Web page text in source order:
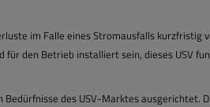
im Falle eines Stromausfalls kurzfristig
für den Betrieb installiert sein, dieses USV
des USV-Marktes